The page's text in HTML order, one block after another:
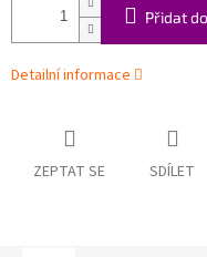
Přidat
Detailní informace
ZEPTAT SE SDÍLET